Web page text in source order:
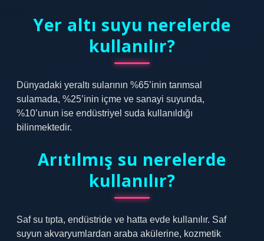
Yer altı suyu nerelerde
kullanılır?
Dünyadaki yeraltı sularının %65’inin tarımsal
sulamada, %25’inin içme ve sanayi suyunda,
%10’unun ise endüstriyel suda kullanıldığı
bilinmektedir.
Arıtılmış su nerelerde
kullanılır?
Saf su tıpta, endüstride ve hatta evde kullanılır. Saf
suyun akvaryumlardan araba akülerine, kozmetik